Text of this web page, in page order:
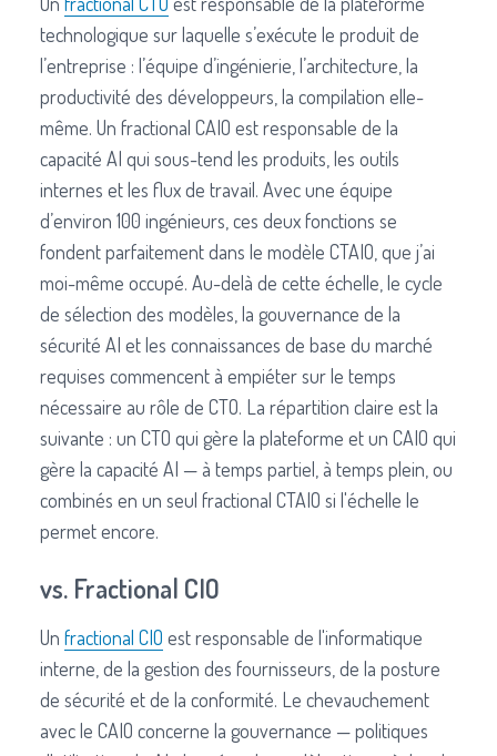
technologique sur laquelle s’exécute le produit de
l’entreprise : l’équipe d’ingénierie, l’architecture, la
productivité des développeurs, la compilation elle-
même. Un fractional CAIO est responsable de la
capacité AI qui sous-tend les produits, les outils
internes et les flux de travail. Avec une équipe
d’environ 100 ingénieurs, ces deux fonctions se
fondent parfaitement dans le modèle CTAIO, que j’ai
moi-même occupé. Au-delà de cette échelle, le cycle
de sélection des modèles, la gouvernance de la
sécurité AI et les connaissances de base du marché
requises commencent à empiéter sur le temps
nécessaire au rôle de CTO. La répartition claire est la
suivante : un CTO qui gère la plateforme et un CAIO qui
gère la capacité AI — à temps partiel, à temps plein, ou
combinés en un seul fractional CTAIO si l'échelle le
permet encore.
vs. Fractional CIO
Un fractional CIO est responsable de l'informatique
interne, de la gestion des fournisseurs, de la posture
de sécurité et de la conformité. Le chevauchement
avec le CAIO concerne la gouvernance — politiques